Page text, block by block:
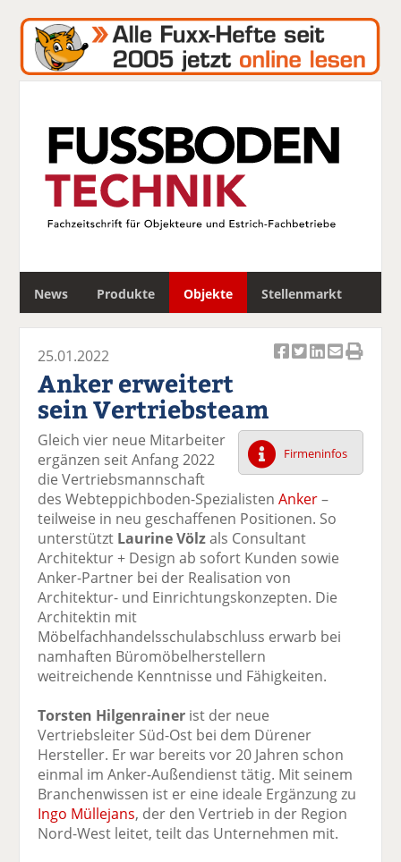
News Produkte Objekte Stellenmarkt
c
el
a
uf
F
ac
e
b
o
o
k
il
e
n
el
t
wi
tt
er
n
el
a
uf
n
k
di
n
te
il
e
el
p
er
m
ai
l
v
er
se
d
el
D
ru
25.01.2022
Anker erweitert
sein Vertriebsteam
Firmeninfos
Gleich vier neue Mitarbeiter
ergänzen seit Anfang 2022
die Vertriebsmannschaft
des Webteppichboden-SpezialistenAnker–
teilweise in neu geschaffenen Positionen. So
unterstützt Laurine Völzals Consultant
Architektur + Design ab sofort Kunden sowie
Anker-Partner bei der Realisation von
Architektur- und Einrichtungskonzepten. Die
Architektin mit
Möbelfachhandelsschulabschluss erwarb bei
namhaften Büromöbelherstellern
weitreichende Kenntnisse und Fähigkeiten.
Torsten Hilgenrainer ist der neue
Vertriebsleiter Süd-Ost bei dem Dürener
Hersteller. Er war bereits vor 20 Jahren schon
einmal im Anker-Außendienst tätig. Mit seinem
Branchenwissen ist er eine ideale Ergänzung zu
Ingo Müllejans, der den Vertrieb in der Region
Nord-West leitet, teilt das Unternehmen mit.